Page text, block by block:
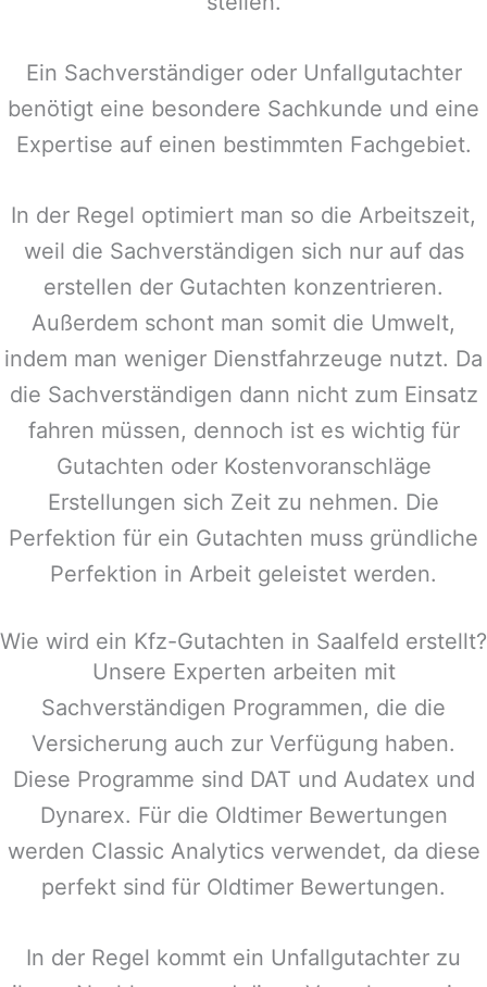
Ein Sachverständiger oder Unfallgutachter
benötigt eine besondere Sachkunde und eine
Expertise auf einen bestimmten Fachgebiet.
In der Regel optimiert man so die Arbeitszeit,
weil die Sachverständigen sich nur auf das
erstellen der Gutachten konzentrieren.
Außerdem schont man somit die Umwelt,
indem man weniger Dienstfahrzeuge nutzt. Da
die Sachverständigen dann nicht zum Einsatz
fahren müssen, dennoch ist es wichtig für
Gutachten oder Kostenvoranschläge
Erstellungen sich Zeit zu nehmen. Die
Perfektion für ein Gutachten muss gründliche
Perfektion in Arbeit geleistet werden.
Wie wird ein Kfz-Gutachten in Saalfeld erstellt?
Unsere Experten arbeiten mit
Sachverständigen Programmen, die die
Versicherung auch zur Verfügung haben.
Diese Programme sind DAT und Audatex und
Dynarex. Für die Oldtimer Bewertungen
werden Classic Analytics verwendet, da diese
perfekt sind für Oldtimer Bewertungen.
In der Regel kommt ein Unfallgutachter zu